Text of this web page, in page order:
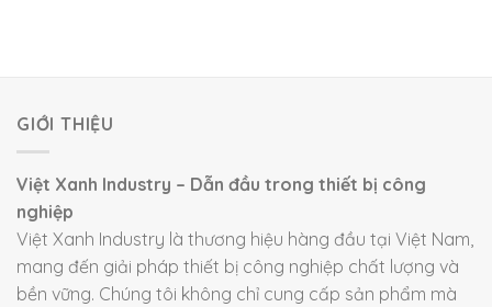
GIỚI THIỆU
Việt Xanh Industry – Dẫn đầu trong thiết bị công
nghiệp
Việt Xanh Industry là thương hiệu hàng đầu tại Việt Nam,
mang đến giải pháp thiết bị công nghiệp chất lượng và
bền vững. Chúng tôi không chỉ cung cấp sản phẩm mà